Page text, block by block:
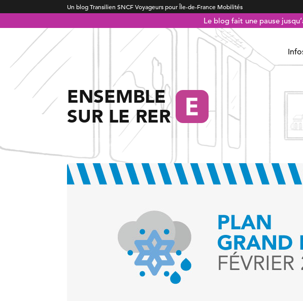
Un blog Transilien SNCF Voyageurs pour Île-de-France Mobilités
Le blog fait une pause
ENSEMBLE
SUR LE RER